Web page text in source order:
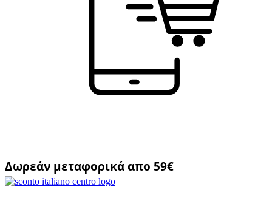
Δωρεάν μεταφορικά απο 59€